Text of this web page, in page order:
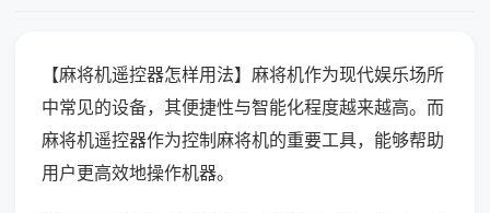
【麻将机遥控器怎样用法】麻将机作为现代娱乐场所
中常见的设备，其便捷性与智能化程度越来越高。而
麻将机遥控器作为控制麻将机的重要工具，能够帮助
用户更高效地操作机器。